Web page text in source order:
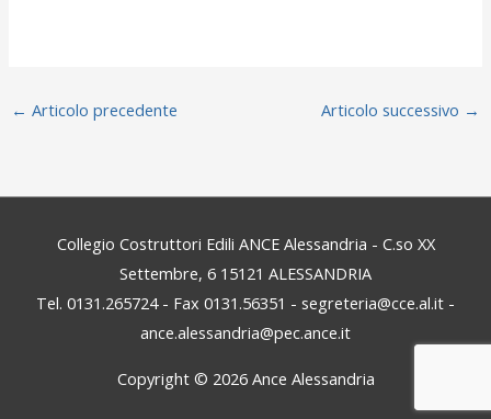
← Articolo precedente Articolo successivo →
Collegio Costruttori Edili ANCE Alessandria - C.so XX
Settembre, 6 15121 ALESSANDRIA
Tel. 0131.265724 - Fax 0131.56351 - segreteria@cce.al.it -
ance.alessandria@pec.ance.it
Copyright © 2026 Ance Alessandria